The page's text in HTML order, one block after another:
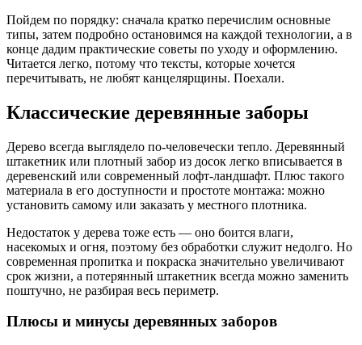
Пойдем по порядку: сначала кратко перечислим основные
типы, затем подробно остановимся на каждой технологии, а в
конце дадим практические советы по уходу и оформлению.
Читается легко, потому что тексты, которые хочется
перечитывать, не любят канцелярщины. Поехали.
Классические деревянные заборы
Дерево всегда выглядело по-человечески тепло. Деревянный
штакетник или плотный забор из досок легко вписывается в
деревенский или современный лофт-ландшафт. Плюс такого
материала в его доступности и простоте монтажа: можно
установить самому или заказать у местного плотника.
Недостаток у дерева тоже есть — оно боится влаги,
насекомых и огня, поэтому без обработки служит недолго. Но
современная пропитка и покраска значительно увеличивают
срок жизни, а потерянный штакетник всегда можно заменить
поштучно, не разбирая весь периметр.
Плюсы и минусы деревянных заборов